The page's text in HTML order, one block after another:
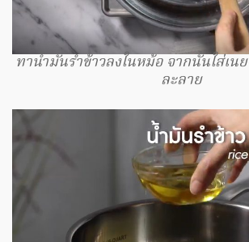
ทาน้ำมันรำข้าวลงในหม้อ จากนั้นใส่เ
ละลาย